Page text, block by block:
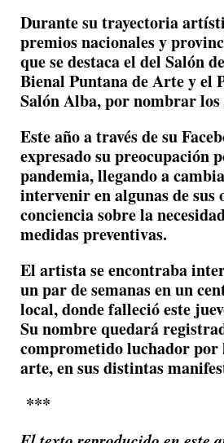
Durante su trayectoria
premios nacionales y
que se destaca el del Salón
Bienal Puntana de Arte y el
Salón Alba, por nombrar los
Este año a través de su
expresado su preocupación
pandemia, llegando a
intervenir en algunas de sus
conciencia sobre la
medidas preventivas.
El artista se encontraba
un par de semanas en un
local, donde falleció este
Su nombre quedará
comprometido luchador
arte, en sus distintas
***